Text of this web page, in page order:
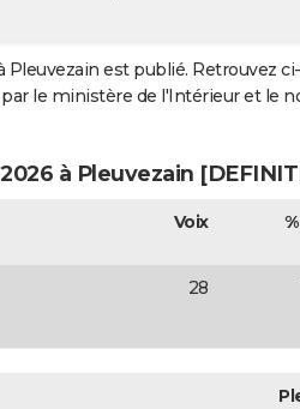
Pleuvezain est publié. Retrouvez
le ministère de l'Intérieur et le
à Pleuvezain
Voix
28